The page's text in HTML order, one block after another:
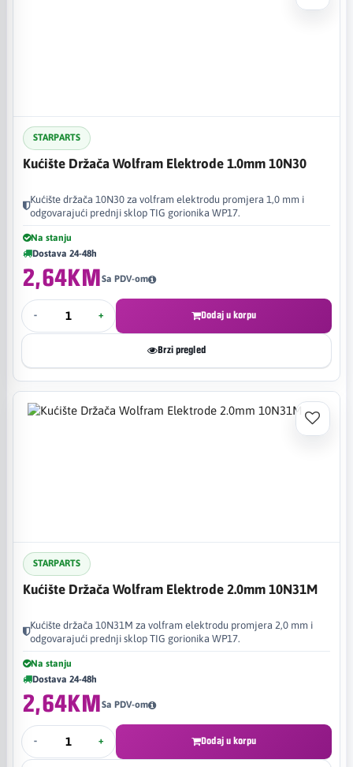
STARPARTS
Kućište Držača Wolfram Elektrode 1.0mm 10N30
Kućište držača 10N30 za volfram elektrodu promjera 1,0 mm i
odgovarajući prednji sklop TIG gorionika WP17.
Na stanju
Dostava 24-48h
2,64KMSa PDV-om
- + Dodaj u korpu
Brzi pregled
STARPARTS
Kućište Držača Wolfram Elektrode 2.0mm 10N31M
Kućište držača 10N31M za volfram elektrodu promjera 2,0 mm i
odgovarajući prednji sklop TIG gorionika WP17.
Na stanju
Dostava 24-48h
2,64KMSa PDV-om
- + Dodaj u korpu